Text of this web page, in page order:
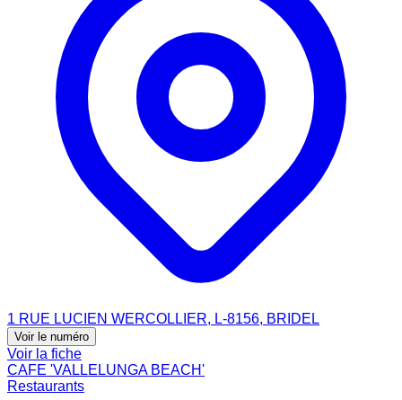
1 RUE LUCIEN WERCOLLIER, L-8156, BRIDEL
Voir le numéro
Voir la fiche
CAFE 'VALLELUNGA BEACH'
Restaurants